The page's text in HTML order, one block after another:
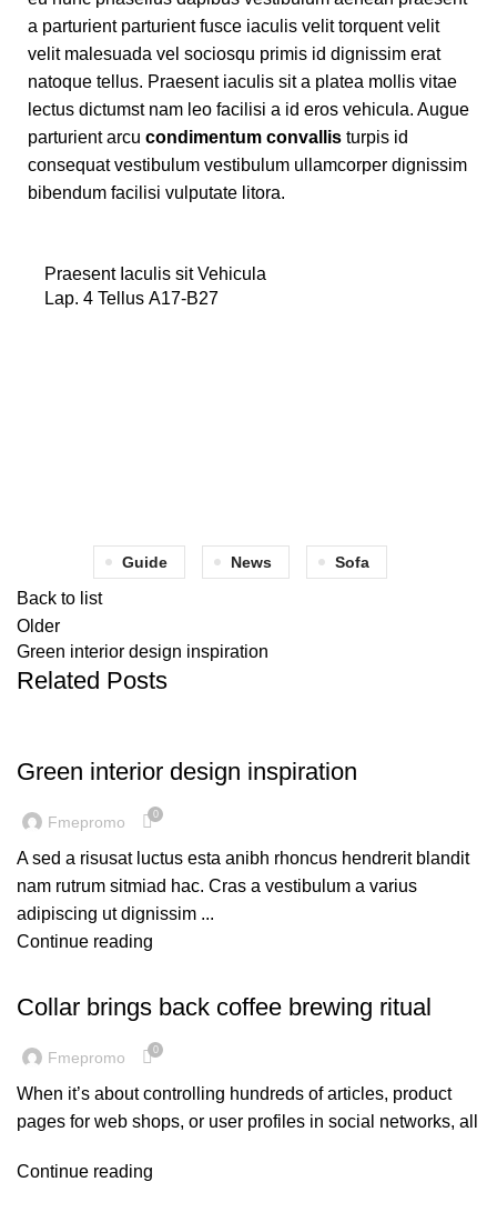
a parturient parturient fusce iaculis velit torquent velit
velit malesuada vel sociosqu primis id dignissim erat
natoque tellus. Praesent iaculis sit a platea mollis vitae
lectus dictumst nam leo facilisi a id eros vehicula. Augue
parturient arcu condimentum convallis turpis id
consequat vestibulum vestibulum ullamcorper dignissim
bibendum facilisi vulputate litora.
Praesent Iaculis sit Vehicula
Lap. 4 Tellus A17-B27
Guide News Sofa
Back to list
Older
Green interior design inspiration
Related Posts
Green interior design inspiration
Fmepromo 0
A sed a risusat luctus esta anibh rhoncus hendrerit blandit
nam rutrum sitmiad hac. Cras a vestibulum a varius
adipiscing ut dignissim ...
Continue reading
Collar brings back coffee brewing ritual
Fmepromo 0
When it’s about controlling hundreds of articles, product
pages for web shops, or user profiles in social networks, all
Continue reading